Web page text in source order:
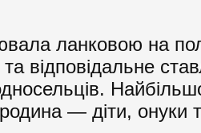
ланковою на
відповідальне
— діти, онуки